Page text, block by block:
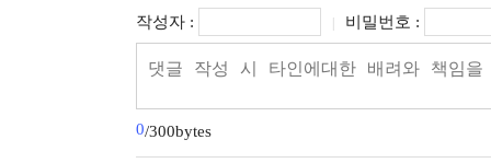
작성자 :
비밀번호 :
0/300bytes